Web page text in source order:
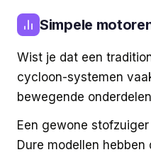
Simpele
Wist je dat een
cycloon-systemen
bewegende
Een gewone
Dure modellen